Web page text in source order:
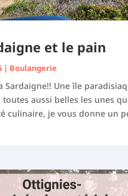
et le pain
| Boulangerie
Sardaigne!! Une île
aussi belles les unes
culinaire, je vous donne un